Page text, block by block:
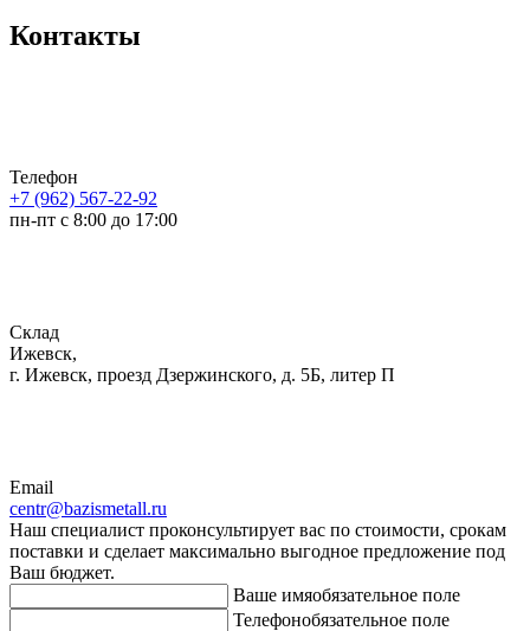
Контакты
Телефон
+7 (962) 567-22-92
пн-пт с 8:00 до 17:00
Склад
Ижевск,
г. Ижевск, проезд Дзержинского, д. 5Б, литер П
Email
centr@bazismetall.ru
Наш специалист проконсультирует вас по стоимости, срокам
поставки и сделает максимально выгодное предложение под
Ваш бюджет.
Ваше имяобязательное поле
Телефонобязательное поле